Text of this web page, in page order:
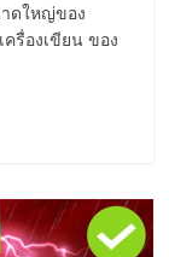
ดใหญ่ของ
รื่องเขียน ของ